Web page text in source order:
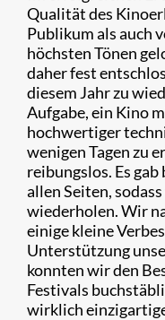
Qualität des
Publikum als auch
höchsten Tönen
daher fest
diesem Jahr zu
Aufgabe, ein Kino
hochwertiger
wenigen Tagen zu
reibungslos. Es
allen Seiten,
wiederholen. Wir
einige kleine
Unterstützung
konnten wir den
Festivals
wirklich